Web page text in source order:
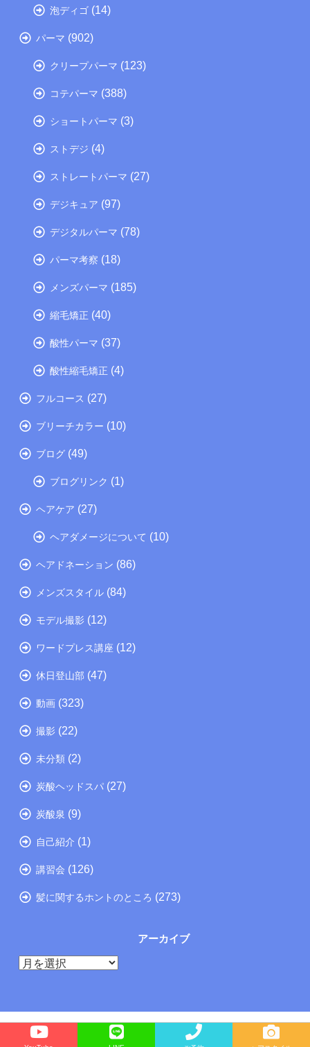
泡ディゴ (14)
パーマ (902)
クリープパーマ (123)
コテパーマ (388)
ショートパーマ (3)
ストデジ (4)
ストレートパーマ (27)
デジキュア (97)
デジタルパーマ (78)
パーマ考察 (18)
メンズパーマ (185)
縮毛矯正 (40)
酸性パーマ (37)
酸性縮毛矯正 (4)
フルコース (27)
ブリーチカラー (10)
ブログ (49)
ブログリンク (1)
ヘアケア (27)
ヘアダメージについて (10)
ヘアドネーション (86)
メンズスタイル (84)
モデル撮影 (12)
ワードプレス講座 (12)
休日登山部 (47)
動画 (323)
撮影 (22)
未分類 (2)
炭酸ヘッドスパ (27)
炭酸泉 (9)
自己紹介 (1)
講習会 (126)
髪に関するホントのところ (273)
アーカイブ
ア
ブ
Copyright©
たつの市の美容院メーカー講師が教えるぺったんこ髪の解決方法ブログ, 2026 All